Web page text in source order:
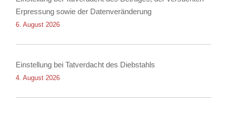
Erpressung sowie der Datenveränderung
6. August 2026
Einstellung bei Tatverdacht des Diebstahls
4. August 2026